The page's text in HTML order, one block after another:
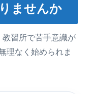
ませんか
習所で苦手意識が
理なく始められま